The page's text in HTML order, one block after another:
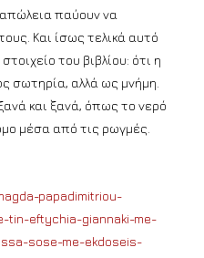
παύουν να
Και ίσως τελικά αυτό
του βιβλίου: ότι η
σωτηρία, αλλά ως μνήμη.
και ξανά, όπως το νερό
μέσα από τις ρωγμές.
papadimitriou-
tin-eftychia-giannaki-me-
sose-me-ekdoseis-